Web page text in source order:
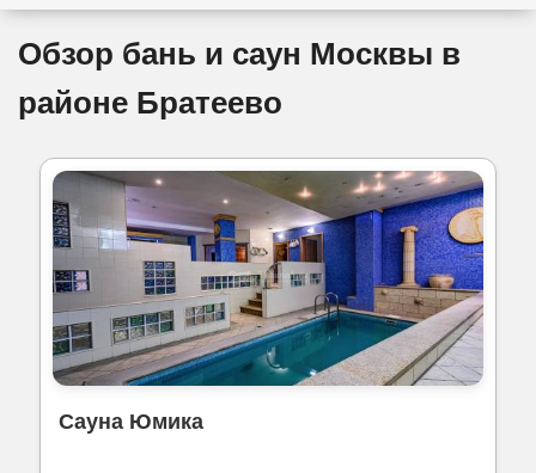
Обзор бань и саун Москвы в
районе Братеево
Сауна Юмика